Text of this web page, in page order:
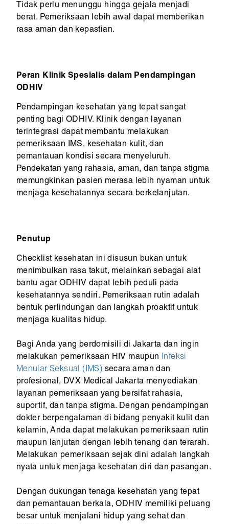
Tidak perlu menunggu hingga gejala menjadi
berat. Pemeriksaan lebih awal dapat memberikan
rasa aman dan kepastian.
Peran Klinik Spesialis dalam Pendampingan
ODHIV
Pendampingan kesehatan yang tepat sangat
penting bagi ODHIV. Klinik dengan layanan
terintegrasi dapat membantu melakukan
pemeriksaan IMS, kesehatan kulit, dan
pemantauan kondisi secara menyeluruh.
Pendekatan yang rahasia, aman, dan tanpa stigma
memungkinkan pasien merasa lebih nyaman untuk
menjaga kesehatannya secara berkelanjutan.
Penutup
Checklist kesehatan ini disusun bukan untuk
menimbulkan rasa takut, melainkan sebagai alat
bantu agar ODHIV dapat lebih peduli pada
kesehatannya sendiri. Pemeriksaan rutin adalah
bentuk perlindungan dan langkah proaktif untuk
menjaga kualitas hidup.
Bagi Anda yang berdomisili di Jakarta dan ingin
melakukan pemeriksaan HIV maupun Infeksi
Menular Seksual (IMS) secara aman dan
profesional, DVX Medical Jakarta menyediakan
layanan pemeriksaan yang bersifat rahasia,
suportif, dan tanpa stigma. Dengan pendampingan
dokter berpengalaman di bidang penyakit kulit dan
kelamin, Anda dapat melakukan pemeriksaan rutin
maupun lanjutan dengan lebih tenang dan terarah.
Melakukan pemeriksaan sejak dini adalah langkah
nyata untuk menjaga kesehatan diri dan pasangan.
Dengan dukungan tenaga kesehatan yang tepat
dan pemantauan berkala, ODHIV memiliki peluang
besar untuk menjalani hidup yang sehat dan